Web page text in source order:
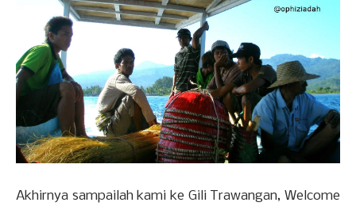
Akhirnya sampailah kami ke Gili Trawangan, Welcome